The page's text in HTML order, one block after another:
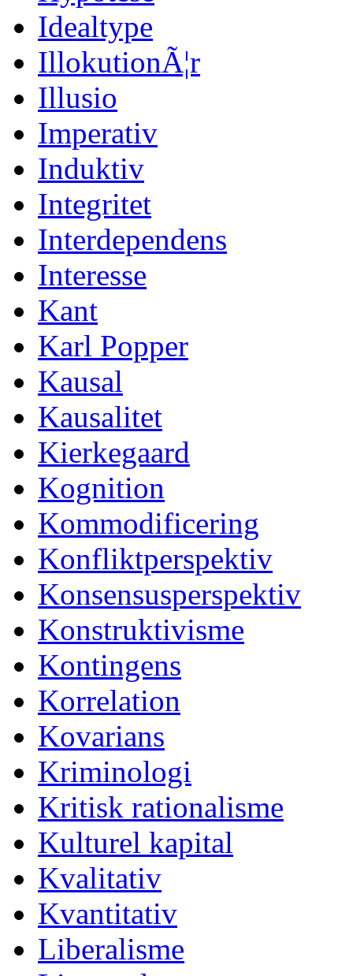
Idealtype
IllokutionÃ¦r
Illusio
Imperativ
Induktiv
Integritet
Interdependens
Interesse
Kant
Karl Popper
Kausal
Kausalitet
Kierkegaard
Kognition
Kommodificering
Konfliktperspektiv
Konsensusperspektiv
Konstruktivisme
Kontingens
Korrelation
Kovarians
Kriminologi
Kritisk rationalisme
Kulturel kapital
Kvalitativ
Kvantitativ
Liberalisme